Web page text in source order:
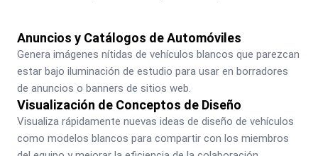
Anuncios y Catálogos de Automóviles
Genera imágenes nítidas de vehículos blancos que parezcan
estar bajo iluminación de estudio para usar en borradores
de anuncios o banners de sitios web.
Visualización de Conceptos de Diseño
Visualiza rápidamente nuevas ideas de diseño de vehículos
como modelos blancos para compartir con los miembros